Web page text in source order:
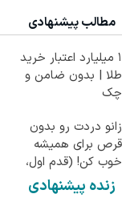
مطالب پیشنهادی
۱ میلیارد اعتبار خرید
طلا | بدون ضامن و
چک
زانو دردت رو بدون
قرص برای همیشه
خوب کن! (قدم اول،
پرسش‌نامه)
زنده پیشنهادی